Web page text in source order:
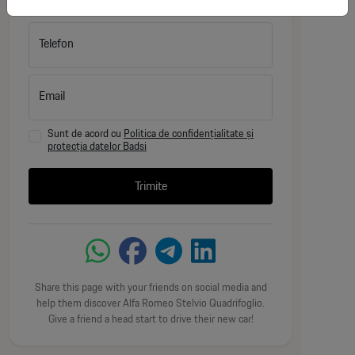
– Lumini de zi LED
– Spălătoare faruri
– Oglinzi negre cu semnalizare LED
– Oglinzi electrice, încălzite, pliabile, auto-dimming
– Spoiler spate Quadrifoglio
– Difuzor spate sport
– Jante aliaj 20” Classico întunecate
– Embleme și capace jante Alfa Romeo negru/alu
– Stopuri LED întunecate
INTERIOR :
Telefon
Email
Sunt de acord cu Politica de confidențialitate și
protecția datelor Badsi
Trimite
Share this page with your friends on social media and
help them discover Alfa Romeo Stelvio Quadrifoglio.
Give a friend a head start to drive their new car!